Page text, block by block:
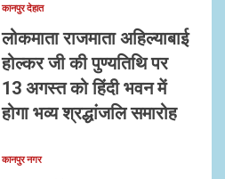
कानपुर देहात
लोकमाता राजमाता अहिल्याबाई
होल्कर जी की पुण्यतिथि पर
13 अगस्त को हिंदी भवन में
होगा भव्य श्रद्धांजलि समारोह
कानपुर नगर